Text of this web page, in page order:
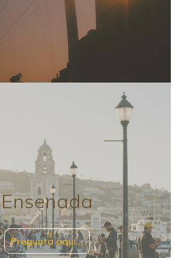
Ensenada
Pregunta aquí…